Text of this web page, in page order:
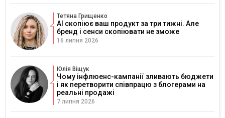
Тетяна Грищенко
AI скопіює ваш продукт за три тижні. Але
бренд і сенси скопіювати не зможе
16 липня 2026
Юлія Віщук
Чому інфлюенс-кампанії зливають бюджети
і як перетворити співпрацю з блогерами на
реальні продажі
7 липня 2026